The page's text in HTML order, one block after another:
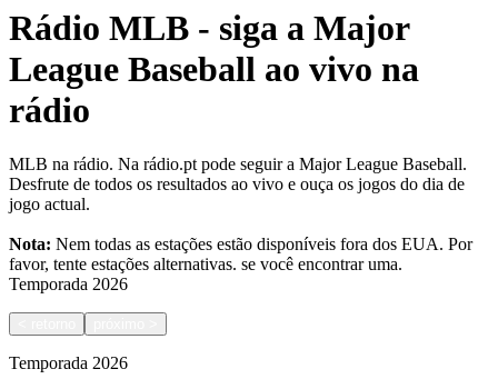
Rádio MLB - siga a Major
League Baseball ao vivo na
rádio
MLB na rádio. Na rádio.pt pode seguir a Major League Baseball.
Desfrute de todos os resultados ao vivo e ouça os jogos do dia de
jogo actual.
Nota: Nem todas as estações estão disponíveis fora dos EUA. Por
favor, tente estações alternativas. se você encontrar uma.
Temporada 2026
Temporada 2026